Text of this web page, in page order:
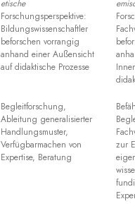
etische
Forschungsperspektive:
Bildungswissenschaftler
beforschen vorrangig
anhand einer Außensicht
auf didaktische Prozesse
Begleitforschung,
Ableitung generalisierter
Handlungsmuster,
Verfügbarmachen von
Expertise, Beratung
zur